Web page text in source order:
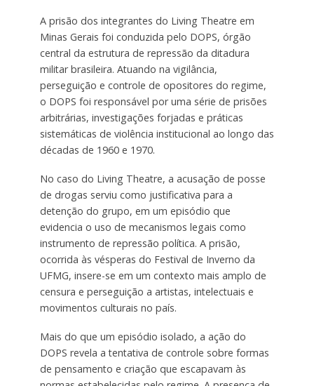
A prisão dos integrantes do Living Theatre em
Minas Gerais foi conduzida pelo DOPS, órgão
central da estrutura de repressão da ditadura
militar brasileira. Atuando na vigilância,
perseguição e controle de opositores do regime,
o DOPS foi responsável por uma série de prisões
arbitrárias, investigações forjadas e práticas
sistemáticas de violência institucional ao longo das
décadas de 1960 e 1970.
No caso do Living Theatre, a acusação de posse
de drogas serviu como justificativa para a
detenção do grupo, em um episódio que
evidencia o uso de mecanismos legais como
instrumento de repressão política. A prisão,
ocorrida às vésperas do Festival de Inverno da
UFMG, insere-se em um contexto mais amplo de
censura e perseguição a artistas, intelectuais e
movimentos culturais no país.
Mais do que um episódio isolado, a ação do
DOPS revela a tentativa de controle sobre formas
de pensamento e criação que escapavam às